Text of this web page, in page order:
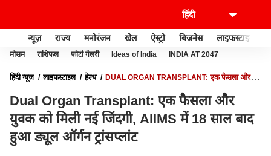
न्यूज़ राज्य मनोरंजन खेल ऐस्ट्रो बिजनेस लाइफस्टाइल
मौसम राशिफल फोटो गैलरी Ideas of India INDIA AT 2047
हिंदी न्यूज़ लाइफस्टाइल हेल्थ
DUAL ORGAN TRANSPLANT: एक फैसला और
Dual Organ Transplant: एक फैसला और
युवक को मिली नई जिंदगी, AIIMS में 18 साल बाद
हुआ ड्यूल ऑर्गन ट्रांसप्लांट